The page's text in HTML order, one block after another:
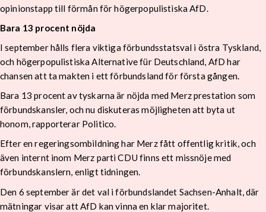
opinionstapp till förmån för högerpopulistiska AfD.
Bara 13 procent nöjda
I september hålls flera viktiga förbundsstatsval i östra Tyskland,
och högerpopulistiska Alternative für Deutschland, AfD har
chansen att ta makten i ett förbundsland för första gången.
Bara 13 procent av tyskarna är nöjda med Merz prestation som
förbundskansler, och nu diskuteras möjligheten att byta ut
honom, rapporterar Politico.
Efter en regeringsombildning har Merz fått offentlig kritik, och
även internt inom Merz parti CDU finns ett missnöje med
förbundskanslern, enligt tidningen.
Den 6 september är det val i förbundslandet Sachsen-Anhalt, där
mätningar visar att AfD kan vinna en klar majoritet.